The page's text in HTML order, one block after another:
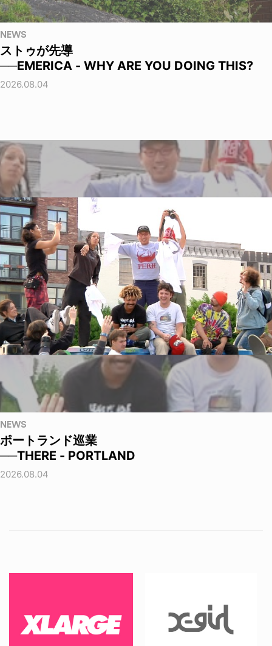
NEWS
ストゥが先導
──EMERICA - WHY ARE YOU DOING THIS?
2026.08.04
NEWS
ポートランド巡業
──THERE - PORTLAND
2026.08.04